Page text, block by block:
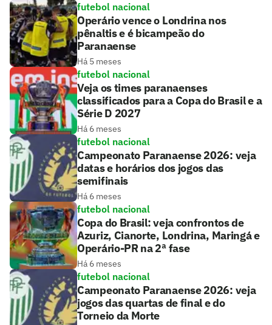
futebol nacional
Operário vence o Londrina nos
pênaltis e é bicampeão do
Paranaense
Há 5 meses
futebol nacional
Veja os times paranaenses
classificados para a Copa do Brasil e a
Série D 2027
Há 6 meses
futebol nacional
Campeonato Paranaense 2026: veja
datas e horários dos jogos das
semifinais
Há 6 meses
futebol nacional
Copa do Brasil: veja confrontos de
Azuriz, Cianorte, Londrina, Maringá e
Operário-PR na 2ª fase
Há 6 meses
futebol nacional
Campeonato Paranaense 2026: veja
jogos das quartas de final e do
Torneio da Morte